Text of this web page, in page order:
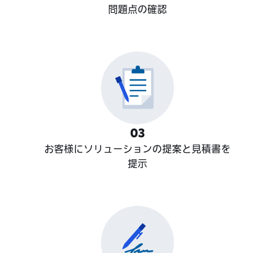
問題点の確認
03
お客様にソリューションの提案と見積書を
提示